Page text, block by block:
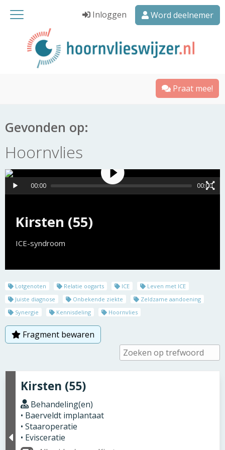
Inloggen Word deelnemer
Praat mee!
Gevonden op:
Hoornvlies
Kirsten (55)
ICE-syndroom
00:00 00:00
Lotgenoten Relatie oogarts ICE
Leven met ICE
Juiste diagnose
Onbekende ziekte
Zeldzame aandoening
Synergie
Kennisdeling Hoornvlies
Fragment bewaren
Kirsten (55)
Behandeling(en)
• Baerveldt implantaat
• Staaroperatie
• Evisceratie